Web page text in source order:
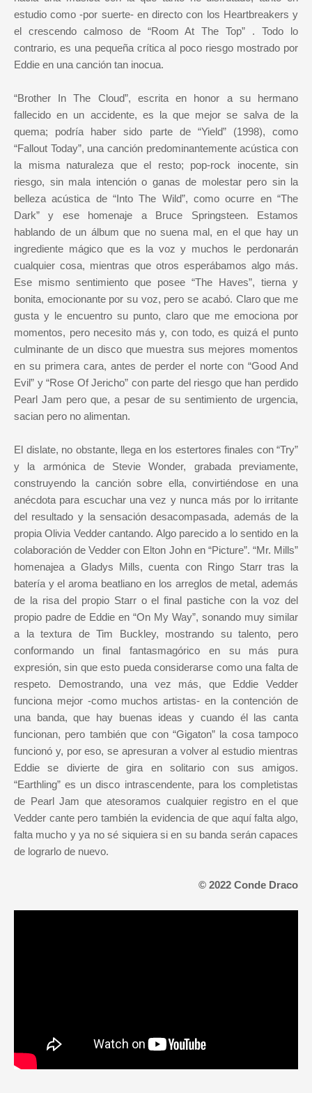
estudio como -por suerte- en directo con los Heartbreakers y
el crescendo calmoso de “Room At The Top” . Todo lo
contrario, es una pequeña crítica al poco riesgo mostrado por
Eddie en una canción tan inocua.
“Brother In The Cloud”, escrita en honor a su hermano
fallecido en un accidente, es la que mejor se salva de la
quema; podría haber sido parte de “Yield” (1998), como
“Fallout Today”, una canción predominantemente acústica con
la misma naturaleza que el resto; pop-rock inocente, sin
riesgo, sin mala intención o ganas de molestar pero sin la
belleza acústica de “Into The Wild”, como ocurre en “The
Dark” y ese homenaje a Bruce Springsteen. Estamos
hablando de un álbum que no suena mal, en el que hay un
ingrediente mágico que es la voz y muchos le perdonarán
cualquier cosa, mientras que otros esperábamos algo más.
Ese mismo sentimiento que posee “The Haves”, tierna y
bonita, emocionante por su voz, pero se acabó. Claro que me
gusta y le encuentro su punto, claro que me emociona por
momentos, pero necesito más y, con todo, es quizá el punto
culminante de un disco que muestra sus mejores momentos
en su primera cara, antes de perder el norte con “Good And
Evil” y “Rose Of Jericho” con parte del riesgo que han perdido
Pearl Jam pero que, a pesar de su sentimiento de urgencia,
sacian pero no alimentan.
El dislate, no obstante, llega en los estertores finales con “Try”
y la armónica de Stevie Wonder, grabada previamente,
construyendo la canción sobre ella, convirtiéndose en una
anécdota para escuchar una vez y nunca más por lo irritante
del resultado y la sensación desacompasada, además de la
propia Olivia Vedder cantando. Algo parecido a lo sentido en la
colaboración de Vedder con Elton John en “Picture”. “Mr. Mills”
homenajea a Gladys Mills, cuenta con Ringo Starr tras la
batería y el aroma beatliano en los arreglos de metal, además
de la risa del propio Starr o el final pastiche con la voz del
propio padre de Eddie en “On My Way”, sonando muy similar
a la textura de Tim Buckley, mostrando su talento, pero
conformando un final fantasmagórico en su más pura
expresión, sin que esto pueda considerarse como una falta de
respeto. Demostrando, una vez más, que Eddie Vedder
funciona mejor -como muchos artistas- en la contención de
una banda, que hay buenas ideas y cuando él las canta
funcionan, pero también que con “Gigaton” la cosa tampoco
funcionó y, por eso, se apresuran a volver al estudio mientras
Eddie se divierte de gira en solitario con sus amigos.
“Earthling” es un disco intrascendente, para los completistas
de Pearl Jam que atesoramos cualquier registro en el que
Vedder cante pero también la evidencia de que aquí falta algo,
falta mucho y ya no sé siquiera si en su banda serán capaces
de lograrlo de nuevo.
© 2022 Conde Draco